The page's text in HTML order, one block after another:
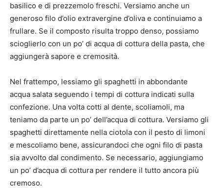
basilico e di prezzemolo freschi. Versiamo anche un
generoso filo d’olio extravergine d’oliva e continuiamo a
frullare. Se il composto risulta troppo denso, possiamo
scioglierlo con un po’ di acqua di cottura della pasta, che
aggiungerà sapore e cremosità.
Nel frattempo, lessiamo gli spaghetti in abbondante
acqua salata seguendo i tempi di cottura indicati sulla
confezione. Una volta cotti al dente, scoliamoli, ma
teniamo da parte un po’ dell’acqua di cottura. Versiamo gli
spaghetti direttamente nella ciotola con il pesto di limoni
e mescoliamo bene, assicurandoci che ogni filo di pasta
sia avvolto dal condimento. Se necessario, aggiungiamo
un po’ d’acqua di cottura per rendere il tutto ancora più
cremoso.